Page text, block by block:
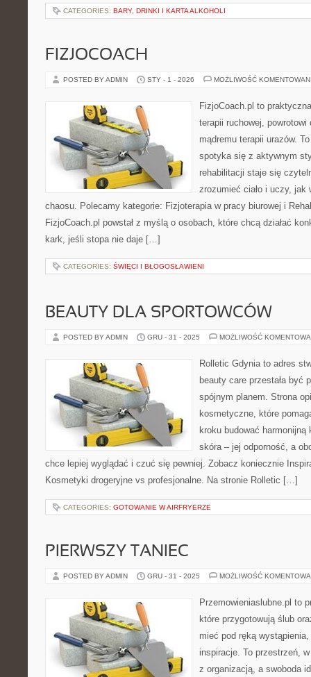
CATEGORIES: BARY, DRINKI I KARTA ALKOHOLI
FIZJOCOACH
POSTED BY ADMIN STY - 1 - 2026 MOŻLIWOŚĆ
FizjoCoach.pl to
terapii ruchowej, powrotowi
mądremu terapii urazów.
spotyka się z aktywnym
rehabilitacji staje się
zrozumieć ciało i uczy,
chaosu. Polecamy kategorie: Fizjoterapia w pracy biurowej i
FizjoCoach.pl powstał z myślą o osobach, które chcą działać
kark, jeśli stopa nie daje […]
CATEGORIES: ŚWIĘCI I BŁOGOSŁAWIENI
BEAUTY DLA SPORTOWCÓW
POSTED BY ADMIN GRU - 31 - 2025 MOŻLIWOŚĆ
Rolletic Gdynia to adres
beauty care przestała być
spójnym planem. Strona
kosmetyczne, które
kroku budować
skóra – jej odporność, a
chce lepiej wyglądać i czuć się pewniej. Zobacz koniecznie
Kosmetyki drogeryjne vs profesjonalne. Na stronie Rolletic […]
CATEGORIES: GOTOWANIE W AIRFRYERZE
PIERWSZY TANIEC
POSTED BY ADMIN GRU - 31 - 2025 MOŻLIWOŚĆ
Przemowieniaslubne.pl to
które przygotowują ślub
mieć pod ręką
inspiracje. To przestrzeń,
z organizacją, a swoboda